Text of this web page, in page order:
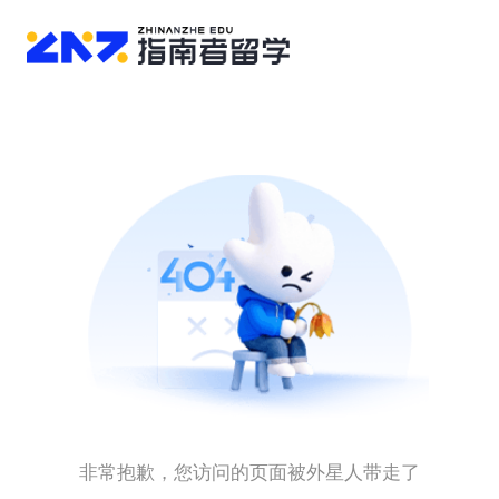
非常抱歉，您访问的页面被外星人带走了